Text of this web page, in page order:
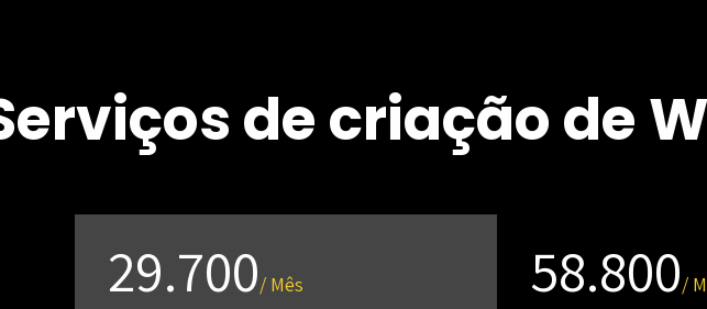
de criação de
29.700/ Mês 58.800/